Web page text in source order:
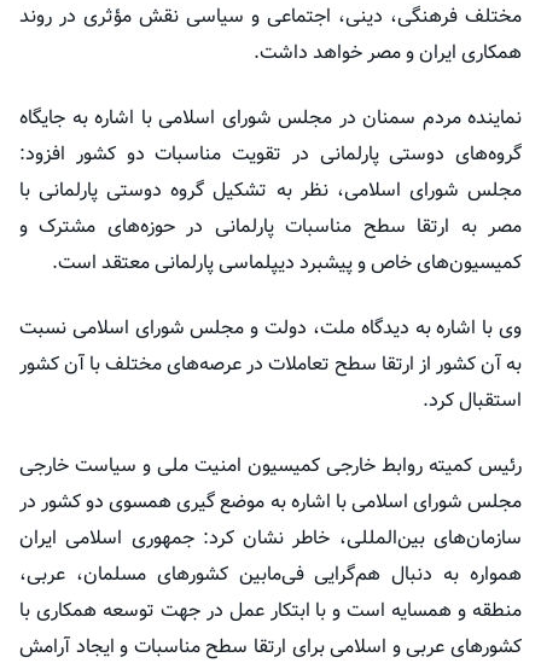
مختلف فرهنگی، دینی، اجتماعی و سیاسی نقش مؤثری در روند
همکاری ایران و مصر خواهد داشت.
نماینده مردم سمنان در مجلس شورای اسلامی با اشاره به جایگاه
گروه‌های دوستی پارلمانی در تقویت مناسبات دو کشور افزود:
مجلس شورای اسلامی، نظر به تشکیل گروه دوستی پارلمانی با
مصر به ارتقا سطح مناسبات پارلمانی در حوزه‌های مشترک و
کمیسیون‌های خاص و پیشبرد دیپلماسی پارلمانی معتقد است.
وی با اشاره به دیدگاه ملت، دولت و مجلس شورای اسلامی نسبت
به آن کشور از ارتقا سطح تعاملات در عرصه‌های مختلف با آن کشور
استقبال کرد.
رئیس کمیته روابط خارجی کمیسیون امنیت ملی و سیاست خارجی
مجلس شورای اسلامی با اشاره به موضع گیری همسوی دو کشور در
سازمان‌های بین‌المللی، خاطر نشان کرد: جمهوری اسلامی ایران
همواره به دنبال هم‌گرایی فی‌مابین کشورهای مسلمان، عربی،
منطقه و همسایه است و با ابتکار عمل در جهت توسعه همکاری با
کشورهای عربی و اسلامی برای ارتقا سطح مناسبات و ایجاد آرامش